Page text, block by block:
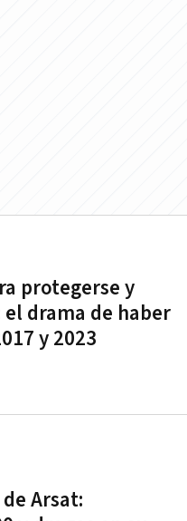
protegerse y
drama de haber
y 2023
Arsat: